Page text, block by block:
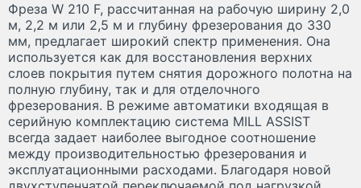
Фреза W 210 F, рассчитанная на рабочую ширину 2,0
м, 2,2 м или 2,5 м и глубину фрезерования до 330
мм, предлагает широкий спектр применения. Она
используется как для восстановления верхних
слоев покрытия путем снятия дорожного полотна на
полную глубину, так и для отделочного
фрезерования. В режиме автоматики входящая в
серийную комплектацию система MILL ASSIST
всегда задает наиболее выгодное соотношение
между производительностью фрезерования и
эксплуатационными расходами. Благодаря новой